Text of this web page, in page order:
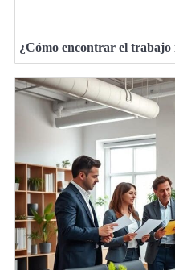
¿Cómo encontrar el trabajo